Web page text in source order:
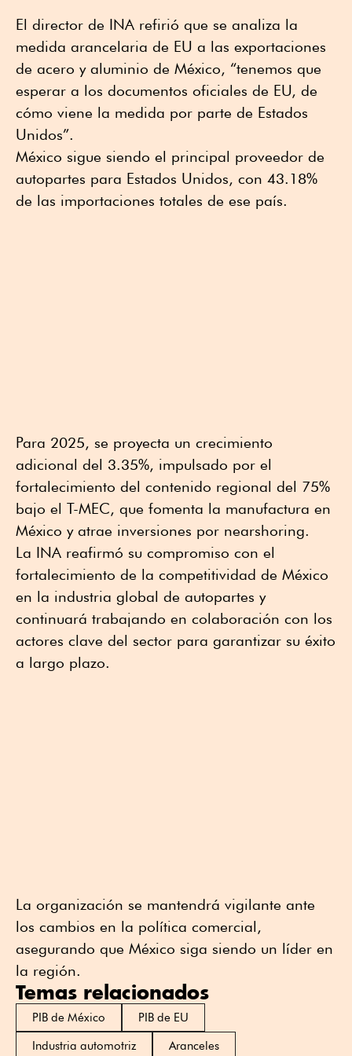
El director de INA refirió que se analiza la
medida arancelaria de EU a las exportaciones
de acero y aluminio de México, “tenemos que
esperar a los documentos oficiales de EU, de
cómo viene la medida por parte de Estados
Unidos”.
México sigue siendo el principal proveedor de
autopartes para Estados Unidos, con 43.18%
de las importaciones totales de ese país.
Para 2025, se proyecta un crecimiento
adicional del 3.35%, impulsado por el
fortalecimiento del contenido regional del 75%
bajo el T-MEC, que fomenta la manufactura en
México y atrae inversiones por nearshoring.
La INA reafirmó su compromiso con el
fortalecimiento de la competitividad de México
en la industria global de autopartes y
continuará trabajando en colaboración con los
actores clave del sector para garantizar su éxito
a largo plazo.
La organización se mantendrá vigilante ante
los cambios en la política comercial,
asegurando que México siga siendo un líder en
la región.
Temas relacionados
PIB de México
PIB de EU
Industria automotriz
Aranceles